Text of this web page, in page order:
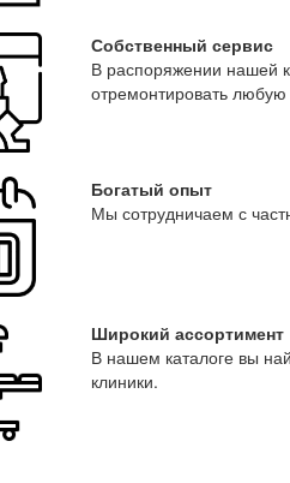
Собственный сервис
В распоряжении нашей
отремонтировать
Богатый опыт
Мы сотрудничаем с
Широкий ассортимент
В нашем каталоге вы
клиники.